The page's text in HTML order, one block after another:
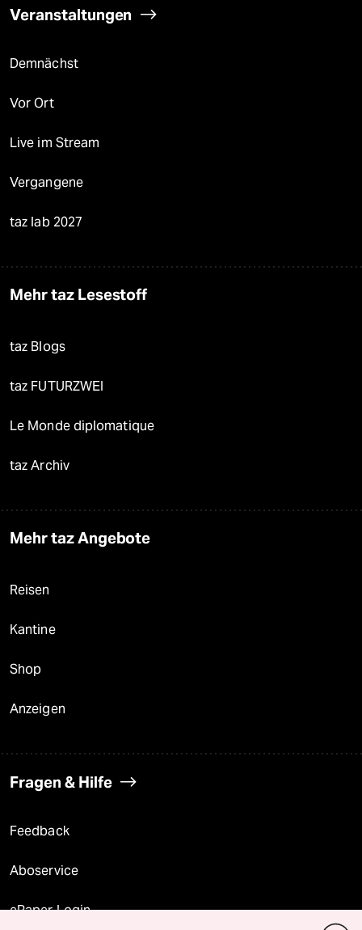
Veranstaltungen
Demnächst
Vor Ort
Live im Stream
Vergangene
taz lab 2027
Mehr taz Lesestoff
taz Blogs
taz FUTURZWEI
Le Monde diplomatique
taz Archiv
Mehr taz Angebote
Reisen
Kantine
Shop
Anzeigen
Fragen & Hilfe
Feedback
Aboservice
ePaper Login